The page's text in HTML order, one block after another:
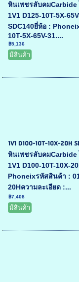
หินเพชรลับคม
1V1 D125-10T-5X-
SDC140ยี่ห้อ :
10T-5X-65V-31....
฿5,136
มีสินค้า
1V1 D100-10T-10X-20H
หินเพชรลับคม
1V1 D100-10T-10X-
Phoneixรหัสสินค้า :
20Hความละเอียด :...
฿7,408
มีสินค้า